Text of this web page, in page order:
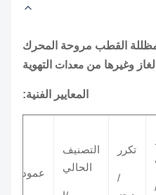
القطب مروحة المحرك
معداتالتهوية
المعايير الفنية:
تكرر
التصنيف
الحالي
عمود